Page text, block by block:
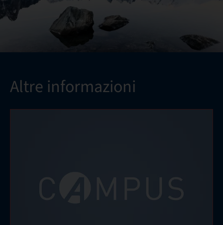
Altre informazioni